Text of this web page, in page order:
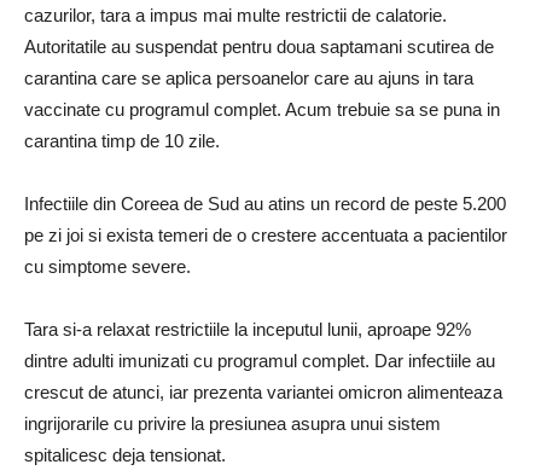
cazurilor, tara a impus mai multe restrictii de calatorie.
Autoritatile au suspendat pentru doua saptamani scutirea de
carantina care se aplica persoanelor care au ajuns in tara
vaccinate cu programul complet. Acum trebuie sa se puna in
carantina timp de 10 zile.
Infectiile din Coreea de Sud au atins un record de peste 5.200
pe zi joi si exista temeri de o crestere accentuata a pacientilor
cu simptome severe.
Tara si-a relaxat restrictiile la inceputul lunii, aproape 92%
dintre adulti imunizati cu programul complet. Dar infectiile au
crescut de atunci, iar prezenta variantei omicron alimenteaza
ingrijorarile cu privire la presiunea asupra unui sistem
spitalicesc deja tensionat.